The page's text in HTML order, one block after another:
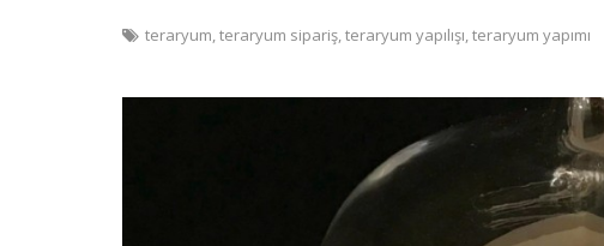
teraryum,teraryum sipariş,teraryum yapılışı,teraryum yapımı